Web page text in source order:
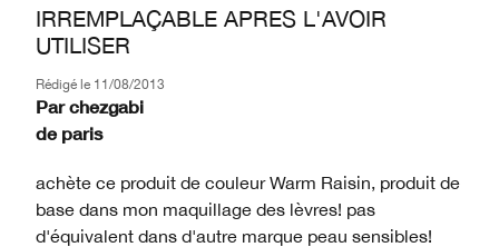
IRREMPLAÇABLE APRES L'AVOIR
UTILISER
Rédigé le 11/08/2013
Par chezgabi
de paris
achète ce produit de couleur Warm Raisin, produit de
base dans mon maquillage des lèvres! pas
d'équivalent dans d'autre marque peau sensibles!